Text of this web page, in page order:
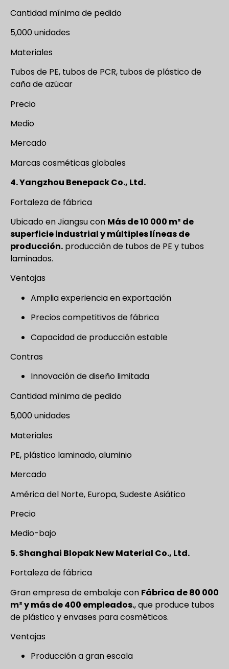
Cantidad mínima de pedido
5,000 unidades
Materiales
Tubos de PE, tubos de PCR, tubos de plástico de
caña de azúcar
Precio
Medio
Mercado
Marcas cosméticas globales
4. Yangzhou Benepack Co., Ltd.
Fortaleza de fábrica
Ubicado en Jiangsu con Más de 10 000 m² de
superficie industrial y múltiples líneas de
producción. producción de tubos de PE y tubos
laminados.
Ventajas
Amplia experiencia en exportación
Precios competitivos de fábrica
Capacidad de producción estable
Contras
Innovación de diseño limitada
Cantidad mínima de pedido
5,000 unidades
Materiales
PE, plástico laminado, aluminio
Mercado
América del Norte, Europa, Sudeste Asiático
Precio
Medio-bajo
5. Shanghai Blopak New Material Co., Ltd.
Fortaleza de fábrica
Gran empresa de embalaje con Fábrica de 80 000
m² y más de 400 empleados., que produce tubos
de plástico y envases para cosméticos.
Ventajas
Producción a gran escala